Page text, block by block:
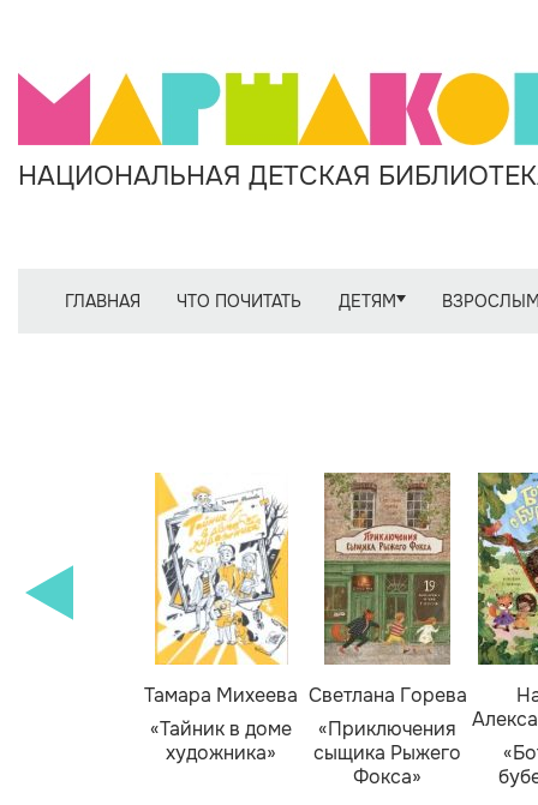
НАЦИОНАЛЬНАЯ ДЕТСКАЯ
ГЛАВНАЯ ЧТО ПОЧИТАТЬ ДЕТЯМ
Тамара Михеева
«Тайник в доме
художника»
Светлана Горева
«Приключения
сыщика Рыжего
Фокса»